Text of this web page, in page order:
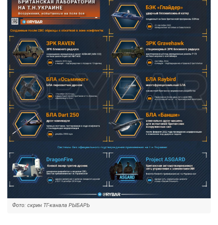
Фото: скрин ТГ-канала РЫБАРЬ